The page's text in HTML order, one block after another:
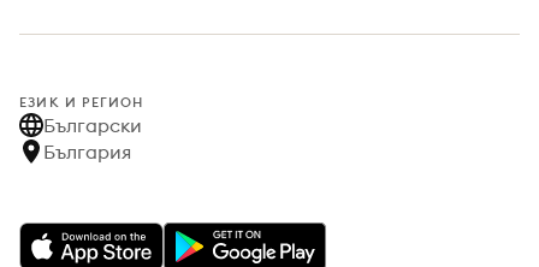
ЕЗИК И РЕГИОН
Български
България